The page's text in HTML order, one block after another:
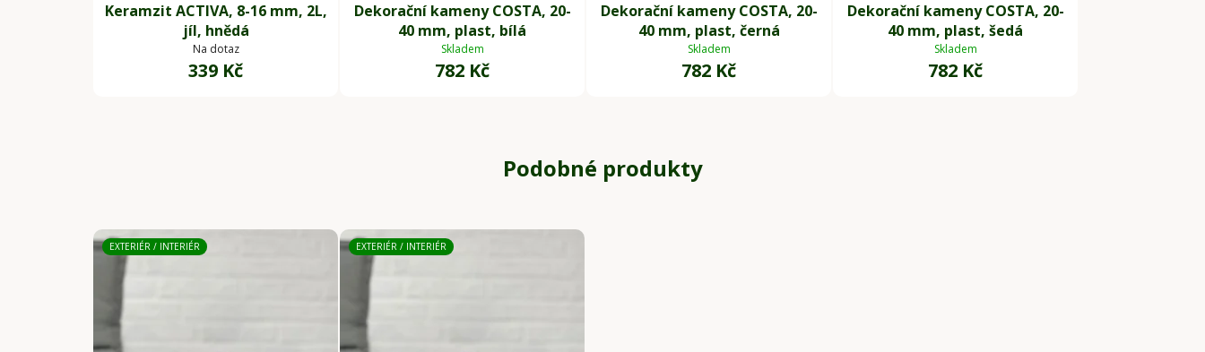
Keramzit ACTIVA, 8-16 mm, 2L,
jíl, hnědá
Na dotaz
339 Kč
Dekorační kameny COSTA, 20-
40 mm, plast, bílá
Skladem
782 Kč
Dekorační kameny COSTA, 20-
40 mm, plast, černá
Skladem
782 Kč
Dekorační kameny COSTA, 20-
40 mm, plast, šedá
Skladem
782 Kč
Podobné produkty
EXTERIÉR / INTERIÉR EXTERIÉR / INTERIÉR